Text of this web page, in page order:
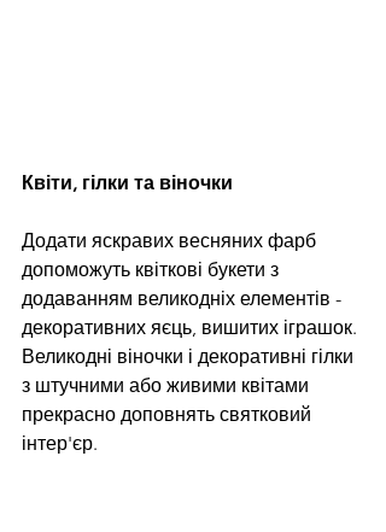
Квіти, гілки та віночки
Додати яскравих весняних фарб
допоможуть квіткові букети з
додаванням великодніх елементів -
декоративних яєць, вишитих іграшок.
Великодні віночки і декоративні гілки
з штучними або живими квітами
прекрасно доповнять святковий
інтер'єр.